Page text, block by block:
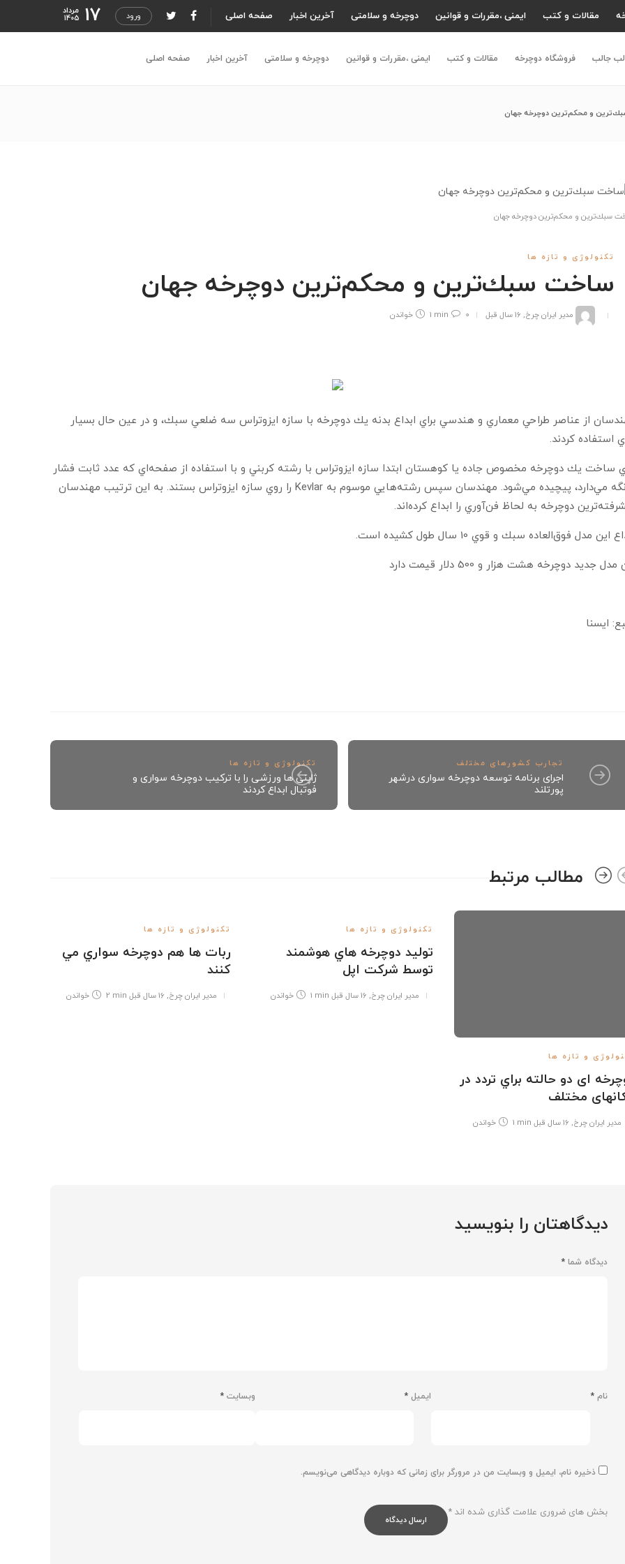
صفحه اصلی آخرین اخبار دوچرخه و سلامتی ایمنی ،مقررات و قوانین مقالات و کتب ورود 17 مرداد
1405
صفحه اصلی آخرین اخبار دوچرخه و سلامتی ایمنی ،مقررات و قوانین مقالات و کتب فروشگاه دوچرخه جالب
و محكم‌ترين دوچرخه جهان
سبك‌ترين و محكم‌ترين دوچرخه جهان
تکنولوژی و تازه ها
ساخت سبك‌ترين و محكم‌ترين دوچرخه جهان
مدیر ایران چرخ, 16 سال قبل 0
1 min خواندن
از عناصر طراحي معماري و هندسي براي ابداع بدنه يك دوچرخه با سازه ايزوتراس سه ضلعي سبك، و در عين حال بسيار
استفاده كردند.
ساخت يك دوچرخه مخصوص جاده يا كوهستان ابتدا سازه ايزوتراس با رشته كربني و با استفاده از صفحه‌اي كه عدد ثابت فشار
را نگه مي‌دارد، پيچيده مي‌شود. مهندسان سپس رشته‌هايي موسوم به Kevlar را روي سازه ايزوتراس بستند. به اين ترتيب مهندسان
دوچرخه به لحاظ فن‌آوري را ابداع كرده‌اند.
اين مدل‌ فوق‌العاده سبك و قوي 10 سال طول كشيده است.
مدل جديد دوچرخه هشت هزار و 500 دلار قيمت دارد
ایسنا
تکنولوژی و تازه ها
ژاپنی ها ورزشی را با ترکیب دوچرخه سواری و
فوتبال ابداع کردند
تجارب کشورهای مختلف
اجرای برنامه توسعه دوچرخه سواری درشهر
پورتلند
مطالب مرتبط
و تازه ها
ای دو حالته براي تردد در
مختلف
مدیر ایران چرخ, 16 سال قبل 1 min خواندن
تکنولوژی و تازه ها
توليد دوچرخه هاي هوشمند
توسط شركت اپل
مدیر ایران چرخ, 16 سال قبل 1 min خواندن
تکنولوژی و تازه ها
ربات ها هم دوچرخه سواري مي
كنند
مدیر ایران چرخ, 16 سال قبل 2 min خواندن
دیدگاهتان را بنویسید
دیدگاه شما *
نام * ایمیل * وبسایت*
ذخیره نام، ایمیل و وبسایت من در مرورگر برای زمانی که دوباره دیدگاهی می‌نویسم.
بخش های ضروری علامت گذاری شده اند *